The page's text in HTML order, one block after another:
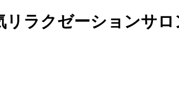
リラクゼーションサ